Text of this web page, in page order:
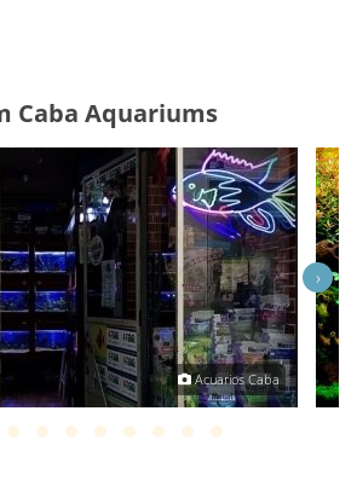
Caba Aquariums
Acuarios Caba
›